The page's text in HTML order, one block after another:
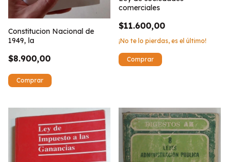
Constitucion Nacional de
1949, la
$8.900,00
comerciales
$11.600,00
¡No te lo pierdas, es el último!